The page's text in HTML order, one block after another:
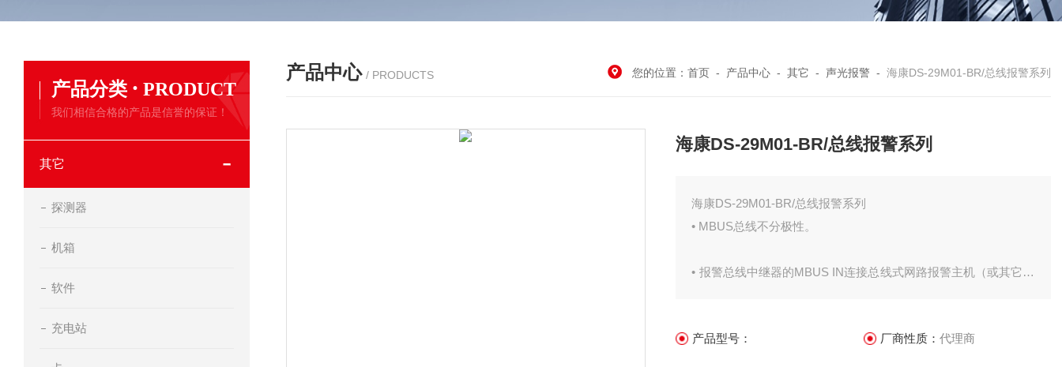
产品分类 · PRODUCT
我们相信合格的产品是信誉的保证！
其它
探测器
机箱
软件
充电站
产品中心 / PRODUCTS 您的位置： 首页 - 产品中心 - 其它 - 声光报警 - 海康DS-29M01-BR/总线报警系列
海康DS-29M01-BR/总线报警系列
海康DS-29M01-BR/总线报警系列
• MBUS总线不分极性。
• 报警总线中继器的MBUS IN连接总线式网路报警主机（或其它中
产品型号： 厂商性质： 代理商